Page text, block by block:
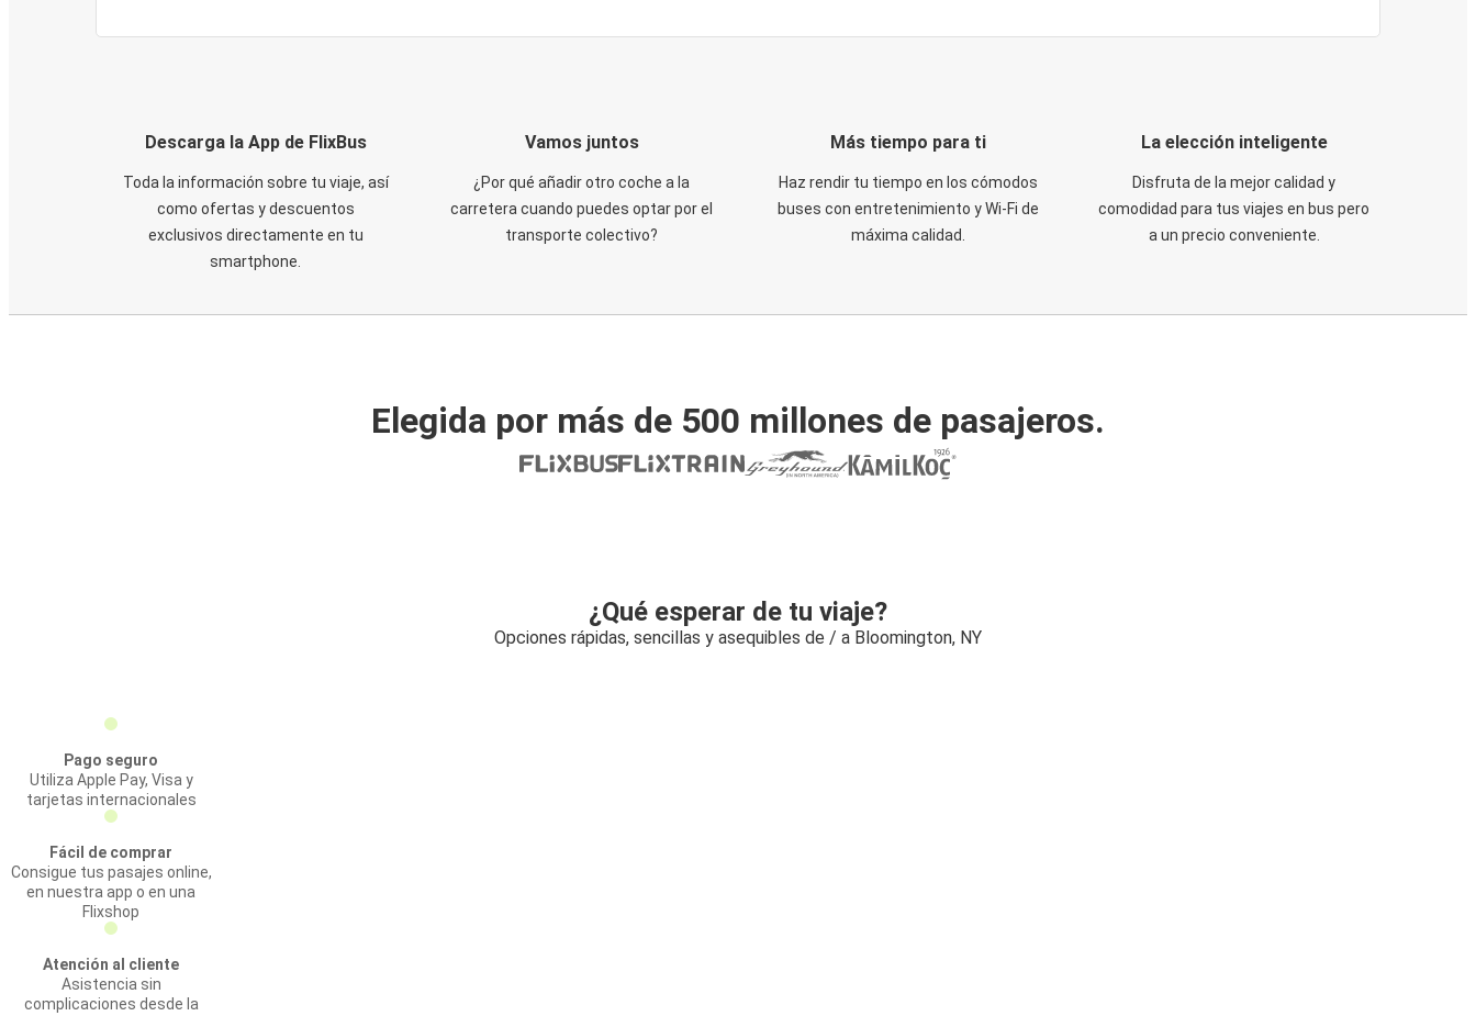
Descarga la App de FlixBus
Toda la información sobre tu viaje, así
como ofertas y descuentos
exclusivos directamente en tu
smartphone.
Vamos juntos
¿Por qué añadir otro coche a la
carretera cuando puedes optar por el
transporte colectivo?
Más tiempo para ti
Haz rendir tu tiempo en los cómodos
buses con entretenimiento y Wi-Fi de
máxima calidad.
La elección inteligente
Disfruta de la mejor calidad y
comodidad para tus viajes en bus pero
a un precio conveniente.
Elegida por más de 500 millones de pasajeros.
¿Qué esperar de tu viaje?
Opciones rápidas, sencillas y asequibles de / a Bloomington, NY
Pago seguro
Utiliza Apple Pay, Visa y
tarjetas internacionales
Fácil de comprar
Consigue tus pasajes online,
en nuestra app o en una
Flixshop
Atención al cliente
Asistencia sin
complicaciones desde la